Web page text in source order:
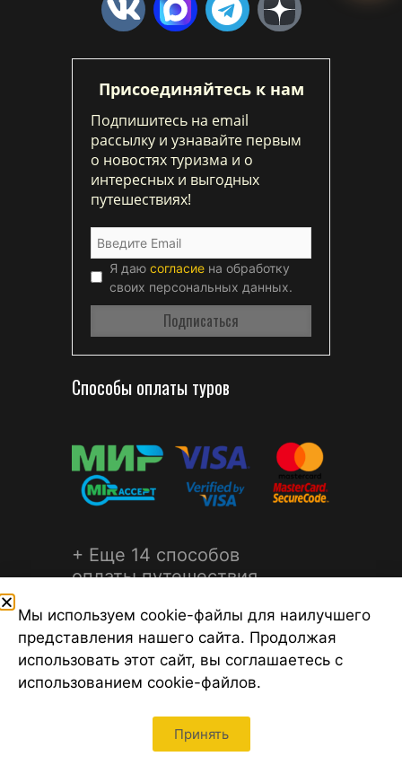
Присоединяйтесь к нам
Подпишитесь на email
рассылку и узнавайте первым
о новостях туризма и о
интересных и выгодных
путешествиях!
Я даю согласие на обработку
своих персональных данных.
Способы оплаты туров
+ Еще 14 способов
оплаты путешествия
©2026 Турагентство Турсфера - Поиск туров от надежных
Мы используем cookie-файлы для наилучшего
представления нашего сайта. Продолжая
использовать этот сайт, вы соглашаетесь с
использованием cookie-файлов.
Принять